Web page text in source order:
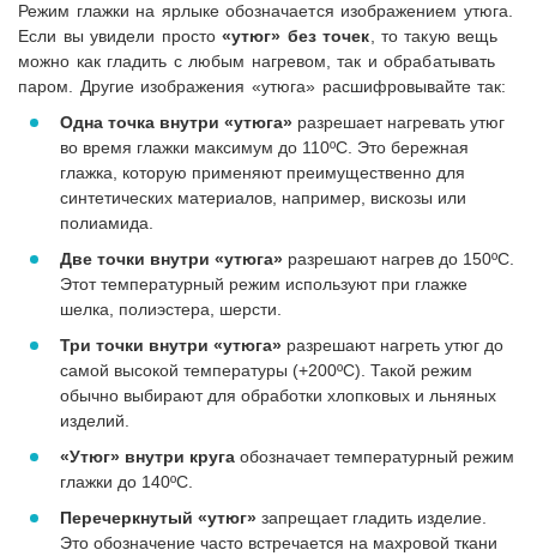
Режим глажки на ярлыке обозначается изображением утюга.
Если вы увидели просто«утюг» без точек , то такую вещь
можно как гладить с любым нагревом, так и обрабатывать
паром. Другие изображения «утюга» расшифровывайте так:
Одна точка внутри «утюга» разрешает нагревать утюг
во время глажки максимум до 110ºС. Это бережная
глажка, которую применяют преимущественно для
синтетических материалов, например, вискозы или
полиамида.
Две точки внутри «утюга» разрешают нагрев до 150ºС.
Этот температурный режим используют при глажке
шелка, полиэстера, шерсти.
Три точки внутри «утюга» разрешают нагреть утюг до
самой высокой температуры (+200ºС). Такой режим
обычно выбирают для обработки хлопковых и льняных
изделий.
«Утюг» внутри круга обозначает температурный режим
глажки до 140ºС.
Перечеркнутый «утюг» запрещает гладить изделие.
Это обозначение часто встречается на махровой ткани